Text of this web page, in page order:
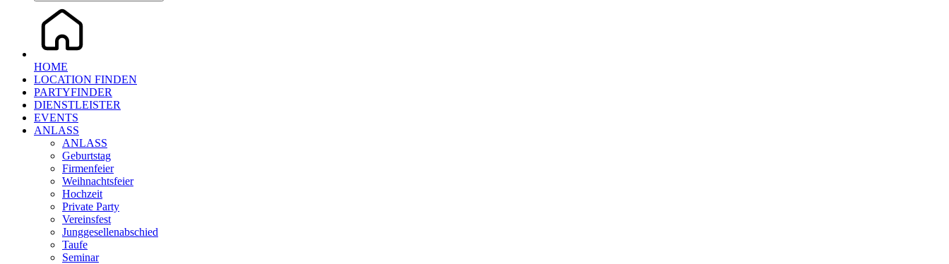
HOME
LOCATION FINDEN
PARTYFINDER
DIENSTLEISTER
EVENTS
ANLASS
ANLASS
Geburtstag
Firmenfeier
Weihnachtsfeier
Hochzeit
Private Party
Vereinsfest
Junggesellenabschied
Taufe
Seminar